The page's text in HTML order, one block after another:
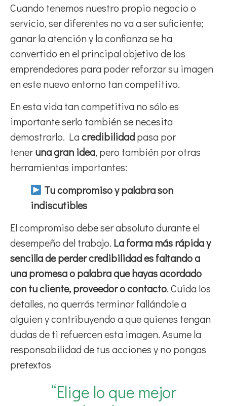
Cuando tenemos nuestro propio negocio o
servicio, ser diferentes no va a ser suficiente;
ganar la atención y la confianza se ha
convertido en el principal objetivo de los
emprendedores para poder reforzar su imagen
en este nuevo entorno tan competitivo.
En esta vida tan competitiva no sólo es
importante serlo también se necesita
demostrarlo. Lacredibilidadpasa por
teneruna gran idea, pero también por otras
herramientas importantes:
Tu compromiso y palabra son
indiscutibles
El compromiso debe ser absoluto durante el
desempeño del trabajo. La forma más rápida y
sencilla de perder credibilidad es faltando a
una promesa o palabra que hayas acordado
con tu cliente, proveedor o contacto. Cuida los
detalles, no querrás terminar fallándole a
alguien y contribuyendo a que quienes tengan
dudas de ti refuercen esta imagen. Asume la
responsabilidad de tus acciones y no pongas
pretextos
“Elige lo que mejor